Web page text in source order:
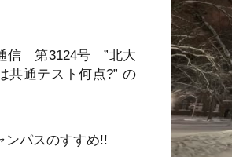
信 第3124号 ”北大
共通テスト何点?” の
パスのすすめ!!